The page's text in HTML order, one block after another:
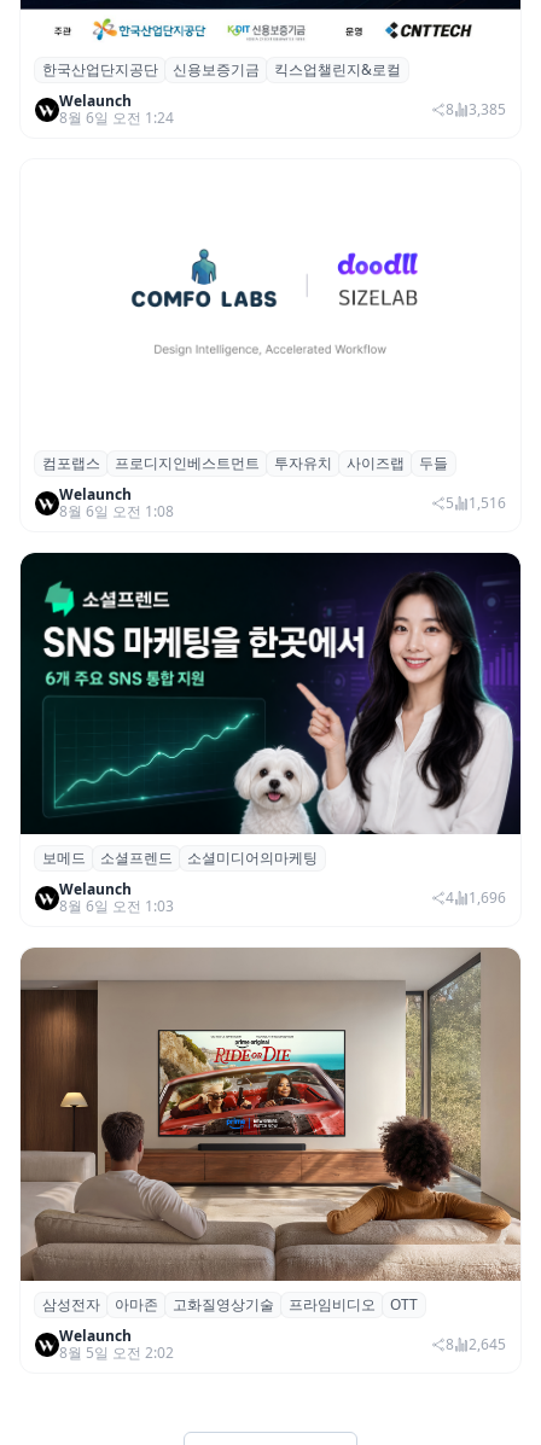
산단공·신보, 2026 ‘킥스업 챌린지&로컬’ 참
여 스타트업 모집
한국산업단지공단 신용보증기금
킥스업챌린지&로컬
Welaunch
8월 6일 오전 1:24
8 3,385
컴포랩스, 프로디지인베스트먼트로부터 시
드 투자 유치
컴포랩스 프로디지인베스트먼트 투자유치 사이즈랩
두들
Welaunch
8월 6일 오전 1:08
5 1,516
보메드 ‘소셜프렌드’, 유튜브·인스타 등 6개
SNS 마케팅 통합 지원
보메드 소셜프렌드
소셜미디어의마케팅
Welaunch
8월 6일 오전 1:03
4 1,696
삼성전자·아마존, 프라임 비디오에 ‘HDR10+
어드밴스드’ 적용
삼성전자 아마존 고화질영상기술 프라임비디오
OTT
Welaunch
8월 5일 오전 2:02
8 2,645